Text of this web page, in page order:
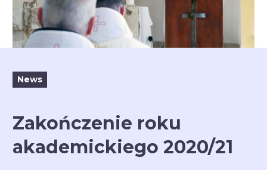
News
Zakończenie roku
akademickiego 2020/21